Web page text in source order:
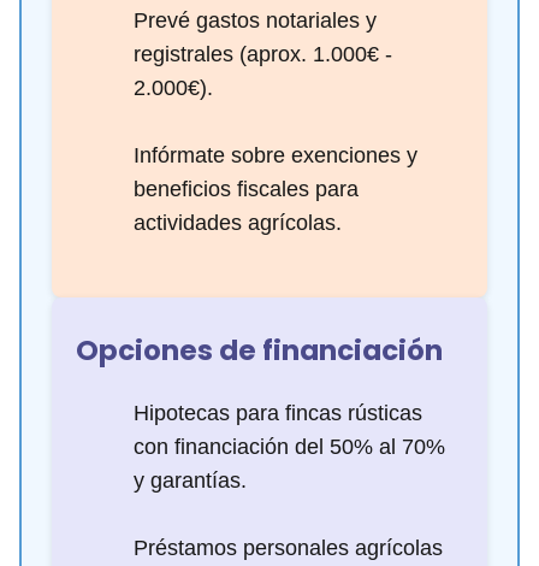
Prevé gastos notariales y
registrales (aprox. 1.000€ -
2.000€).
Infórmate sobre exenciones y
beneficios fiscales para
actividades agrícolas.
Opciones de financiación
Hipotecas para fincas rústicas
con financiación del 50% al 70%
y garantías.
Préstamos personales agrícolas